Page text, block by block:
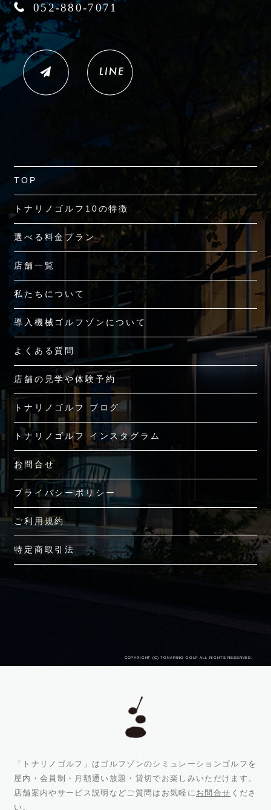
052-880-7071
TOP
トナリノゴルフ10の特徴
選べる料金プラン
店舗一覧
私たちについて
導入機械ゴルフゾンについて
よくある質問
店舗の見学や体験予約
トナリノゴルフ ブログ
トナリノゴルフ インスタグラム
お問合せ
プライバシーポリシー
ご利用規約
特定商取引法
COPYRIGHT (C) TONARINO GOLF ALL RIGHTS RESERVED.
「トナリノゴルフ」はゴルフゾンのシミュレーションゴルフを
屋内・会員制・月額通い放題・貸切でお楽しみいただけます。
店舗案内やサービス説明などご質問はお気軽に お問合せ くださ
い。